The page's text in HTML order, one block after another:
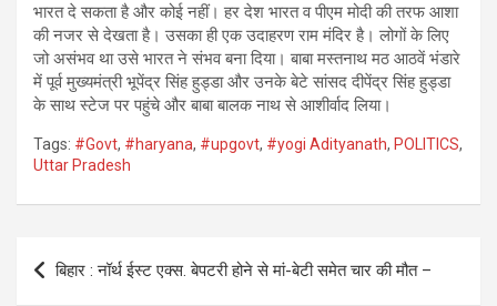
भारत दे सकता है और कोई नहीं। हर देश भारत व पीएम मोदी की तरफ आशा
की नजर से देखता है। उसका ही एक उदाहरण राम मंदिर है। लोगों के लिए
जो असंभव था उसे भारत ने संभव बना दिया। बाबा मस्तनाथ मठ आठवें भंडारे
में पूर्व मुख्यमंत्री भूपेंद्र सिंह हुड्डा और उनके बेटे सांसद दीपेंद्र सिंह हुड्डा
के साथ स्टेज पर पहुंचे और बाबा बालक नाथ से आशीर्वाद लिया।
Tags: #Govt, #haryana, #upgovt, #yogi Adityanath, POLITICS,
Uttar Pradesh
Post
navigation
बिहार : नॉर्थ ईस्ट एक्स. बेपटरी होने से मां-बेटी समेत चार की मौत –